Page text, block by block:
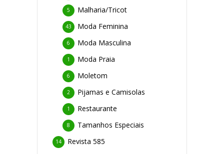
Malharia/Tricot
5
Moda Feminina
43
Moda Masculina
6
Moda Praia
1
Moletom
6
Pijamas e Camisolas
2
Restaurante
1
Tamanhos Especiais
8
Revista 585
14